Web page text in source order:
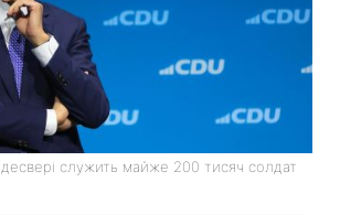
служить майже 200 тисяч солдат